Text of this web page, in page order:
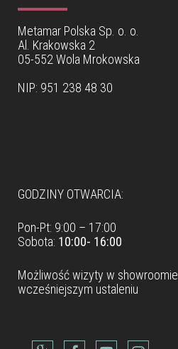
Metamar Polska Sp. o. o.
Al. Krakowska 2
05-552 Wola Mrokowska
NIP: 951 238 48 30
GODZINY OTWARCIA:
Pon-Pt: 9:00 – 17:00
Sobota: 10:00- 16:00
Możliwość wizyty w showroomie
wcześniejszym ustaleniu